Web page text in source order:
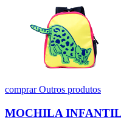
comprarOutros produtos
MOCHILA